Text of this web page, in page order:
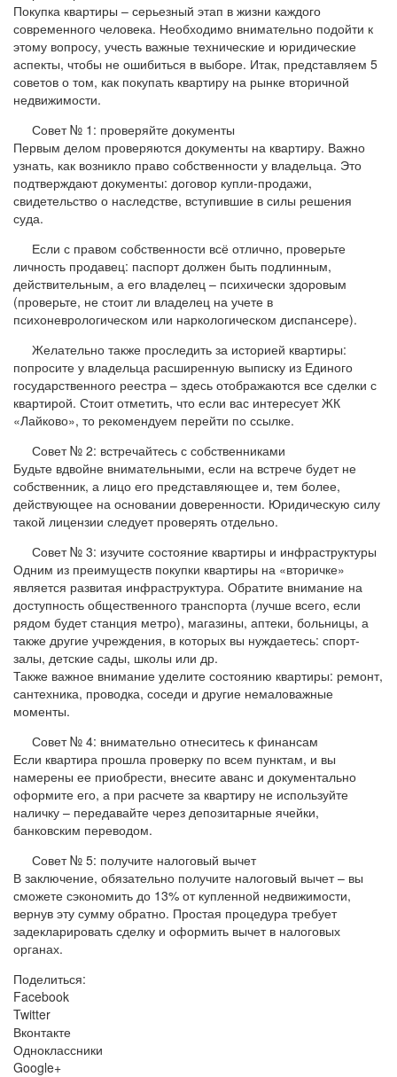
Покупка квартиры – серьезный этап в жизни каждого
современного человека. Необходимо внимательно подойти к
этому вопросу, учесть важные технические и юридические
аспекты, чтобы не ошибиться в выборе. Итак, представляем 5
советов о том, как покупать квартиру на рынке вторичной
недвижимости.
Совет № 1: проверяйте документы
Первым делом проверяются документы на квартиру. Важно
узнать, как возникло право собственности у владельца. Это
подтверждают документы: договор купли-продажи,
свидетельство о наследстве, вступившие в силы решения
суда.
Если с правом собственности всё отлично, проверьте
личность продавец: паспорт должен быть подлинным,
действительным, а его владелец – психически здоровым
(проверьте, не стоит ли владелец на учете в
психоневрологическом или наркологическом диспансере).
Желательно также проследить за историей квартиры:
попросите у владельца расширенную выписку из Единого
государственного реестра – здесь отображаются все сделки с
квартирой. Стоит отметить, что если вас интересует ЖК
«Лайково», то рекомендуем перейти по ссылке.
Совет № 2: встречайтесь с собственниками
Будьте вдвойне внимательными, если на встрече будет не
собственник, а лицо его представляющее и, тем более,
действующее на основании доверенности. Юридическую силу
такой лицензии следует проверять отдельно.
Совет № 3: изучите состояние квартиры и инфраструктуры
Одним из преимуществ покупки квартиры на «вторичке»
является развитая инфраструктура. Обратите внимание на
доступность общественного транспорта (лучше всего, если
рядом будет станция метро), магазины, аптеки, больницы, а
также другие учреждения, в которых вы нуждаетесь: спорт-
залы, детские сады, школы или др.
Также важное внимание уделите состоянию квартиры: ремонт,
сантехника, проводка, соседи и другие немаловажные
моменты.
Совет № 4: внимательно отнеситесь к финансам
Если квартира прошла проверку по всем пунктам, и вы
намерены ее приобрести, внесите аванс и документально
оформите его, а при расчете за квартиру не используйте
наличку – передавайте через депозитарные ячейки,
банковским переводом.
Совет № 5: получите налоговый вычет
В заключение, обязательно получите налоговый вычет – вы
сможете сэкономить до 13% от купленной недвижимости,
вернув эту сумму обратно. Простая процедура требует
задекларировать сделку и оформить вычет в налоговых
органах.
Поделиться:
Facebook
Twitter
Вконтакте
Одноклассники
Google+